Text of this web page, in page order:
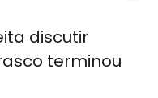
discutir
terminou